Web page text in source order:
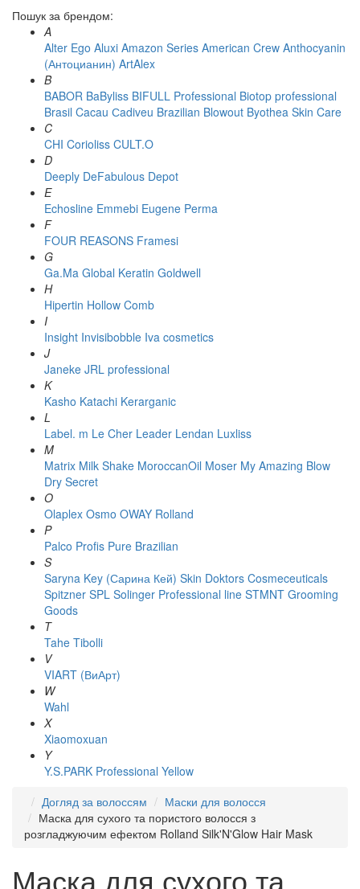
Пошук за брендом:
A
Alter Ego Aluxi Amazon Series American Crew Anthocyanin
(Антоцианин) ArtAlex
B
BABOR BaByliss BIFULL Professional Biotop professional
Brasil Cacau Сadiveu Brazilian Blowout Byothea Skin Care
C
CHI Corioliss CULT.O
D
Deeply DeFabulous Depot
E
Echosline Emmebi Eugene Perma
F
FOUR REASONS Framesi
G
Ga.Ma Global Keratin Goldwell
H
Hipertin Hollow Comb
I
Insight Invisibobble Iva cosmetics
J
Janeke JRL professional
K
Kasho Katachi Kerarganic
L
Label. m Le Cher Leader Lendan Luxliss
M
Matrix Milk Shake MoroccanOil Moser My Amazing Blow
Dry Secret
O
Olaplex Osmo OWAY Rolland
P
Palco Profis Pure Brazilian
S
Saryna Key (Сарина Кей) Skin Doktors Cosmeceuticals
Spitzner SPL Solinger Professional line STMNT Grooming
Goods
T
Tahe Tibolli
V
VIART (ВиАрт)
W
Wahl
X
Xiaomoxuan
Y
Y.S.PARK Professional Yellow
Догляд за волоссям
Маски для волосся
Маска для сухого та пористого волосся з
розгладжуючим ефектом Rolland Silk'N'Glow Hair Mask
Маска для сухого та